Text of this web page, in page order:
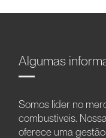
Algumas
Somos líder no
combustíveis.
oferece uma